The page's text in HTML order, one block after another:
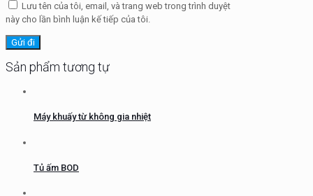
Lưu tên của tôi, email, và trang web trong trình duyệt
này cho lần bình luận kế tiếp của tôi.
Sản phẩm tương tự
Máy khuấy từ không gia nhiệt
Tủ ấm BOD